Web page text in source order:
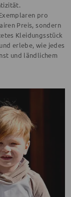
pro
Preis, sondern
Kleidungsstück
erlebe, wie jedes
und ländlichem